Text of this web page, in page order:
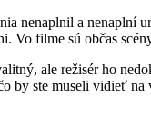
nenaplnil a nenaplní
Vo filme sú občas
ale režisér ho
by ste museli vidieť na